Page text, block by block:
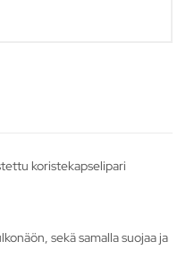
koristekapselipari
sekä samalla suojaa ja